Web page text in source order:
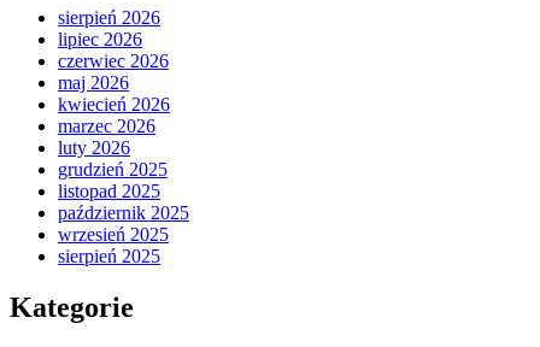
sierpień 2026
lipiec 2026
czerwiec 2026
maj 2026
kwiecień 2026
marzec 2026
luty 2026
grudzień 2025
listopad 2025
październik 2025
wrzesień 2025
sierpień 2025
Kategorie